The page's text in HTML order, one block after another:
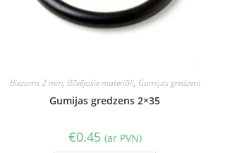
Biezums 2 mm, Blīvējošie materiāli, Gumijas gredzeni
Gumijas gredzens 2×35
€0.45 (ar PVN)